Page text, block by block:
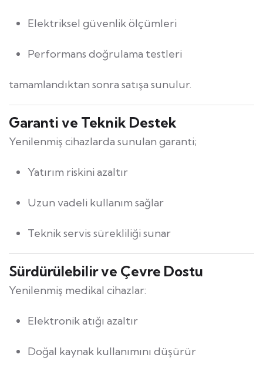
Elektriksel güvenlik ölçümleri
Performans doğrulama testleri
tamamlandıktan sonra satışa sunulur.
Garanti ve Teknik Destek
Yenilenmiş cihazlarda sunulan garanti;
Yatırım riskini azaltır
Uzun vadeli kullanım sağlar
Teknik servis sürekliliği sunar
Sürdürülebilir ve Çevre Dostu
Yenilenmiş medikal cihazlar:
Elektronik atığı azaltır
Doğal kaynak kullanımını düşürür